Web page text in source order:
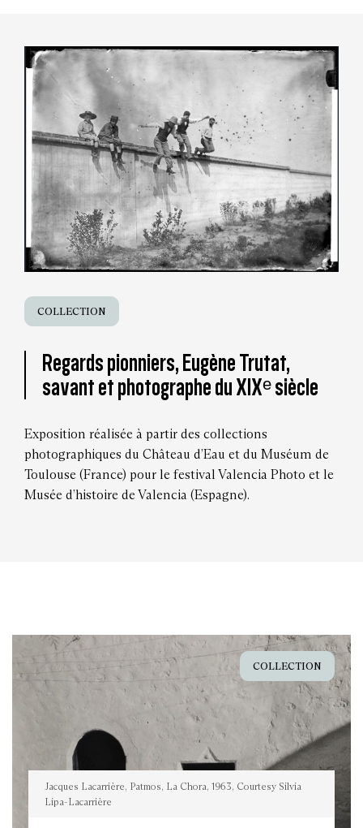
COLLECTION
Regards pionniers, Eugène Trutat,
savant et photographe du XIXᵉ siècle
Exposition réalisée à partir des collections
photographiques du Château d’Eau et du Muséum de
Toulouse (France) pour le festival Valencia Photo et le
Musée d’histoire de Valencia (Espagne).
COLLECTION
Jacques Lacarrière, Patmos, La Chora, 1963, Courtesy Silvia
Lipa-Lacarrière